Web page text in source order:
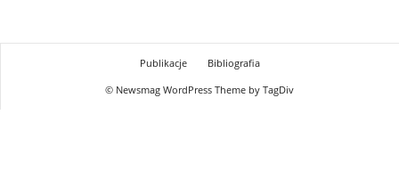
Publikacje
Bibliografia
© Newsmag WordPress Theme by TagDiv